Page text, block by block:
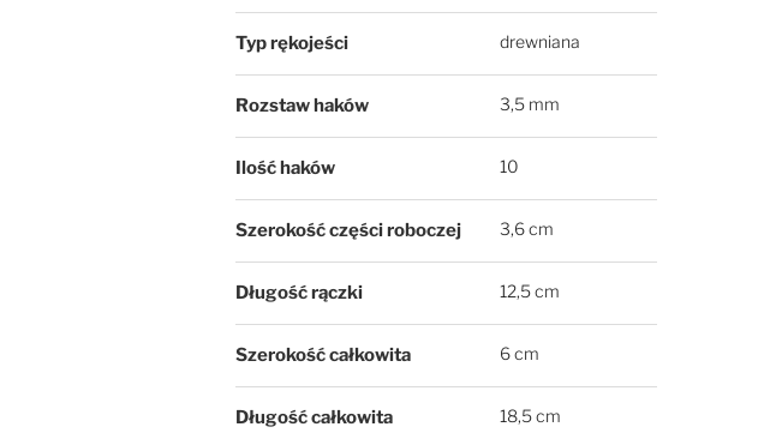
Typ rękojeści drewniana
Rozstaw haków 3,5 mm
Ilość haków 10
Szerokość części roboczej 3,6 cm
Długość rączki 12,5 cm
Szerokość całkowita 6 cm
Długość całkowita 18,5 cm